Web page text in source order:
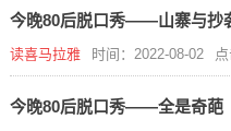
今晚80后脱口秀——山寨与抄
读喜马拉雅 时间：2022-08-02
今晚80后脱口秀——全是奇葩